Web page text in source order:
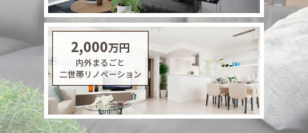
2,000万円
内外まるごと
二世帯リノベーション